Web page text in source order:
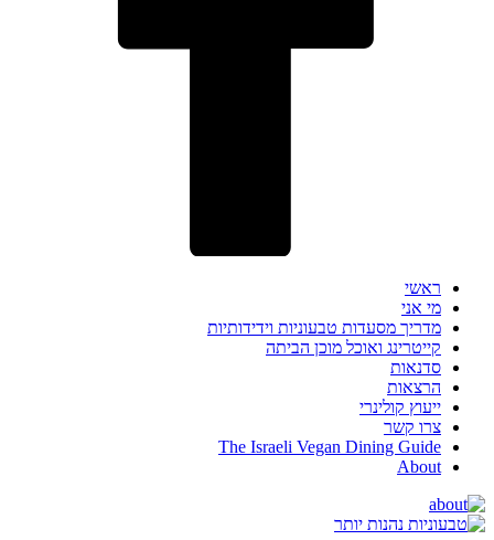
ראשי
מי אני
מדריך מסעדות טבעוניות וידידותיות
קייטרינג ואוכל מוכן הביתה
סדנאות
הרצאות
ייעוץ קולינרי
צרו קשר
The Israeli Vegan Dining Guide
About